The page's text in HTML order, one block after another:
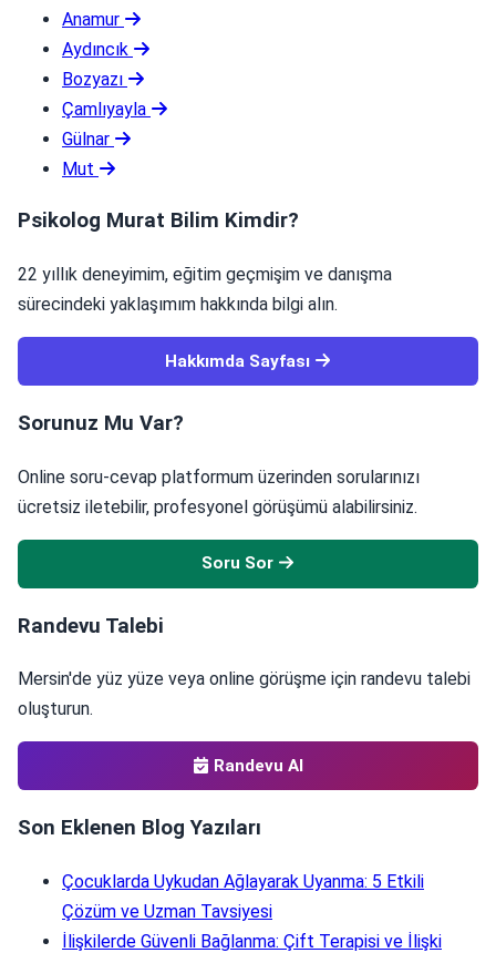
Anamur
Aydıncık
Bozyazı
Çamlıyayla
Gülnar
Mut
Psikolog Murat Bilim Kimdir?
22 yıllık deneyimim, eğitim geçmişim ve danışma
sürecindeki yaklaşımım hakkında bilgi alın.
Hakkımda Sayfası
Sorunuz Mu Var?
Online soru-cevap platformum üzerinden sorularınızı
ücretsiz iletebilir, profesyonel görüşümü alabilirsiniz.
Soru Sor
Randevu Talebi
Mersin'de yüz yüze veya online görüşme için randevu talebi
oluşturun.
Randevu Al
Son Eklenen Blog Yazıları
Çocuklarda Uykudan Ağlayarak Uyanma: 5 Etkili
Çözüm ve Uzman Tavsiyesi
İlişkilerde Güvenli Bağlanma: Çift Terapisi ve İlişki